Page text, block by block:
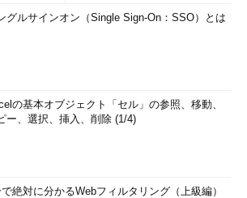
バッファオーバーフローの基礎知識を説明
gets()関数の実装を使って、どのように修正
た。
を明示してバッファオーバーフローを防
準ライブラリ関数ではfgets()関数の他にも
、snprintf()、memcpy()など
がgets()のように無制限にデータを読み込む
グルサインオン（Single Sign-On：SSO）とは
の基本オブジェクト「セル」の参照、移動、
ー、選択、挿入、削除 (1/4)
絶対に分かるWebフィルタリング（上級編）